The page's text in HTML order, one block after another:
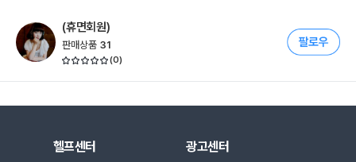
(휴면회원)
판매상품 31
(0)
헬프센터 광고센터